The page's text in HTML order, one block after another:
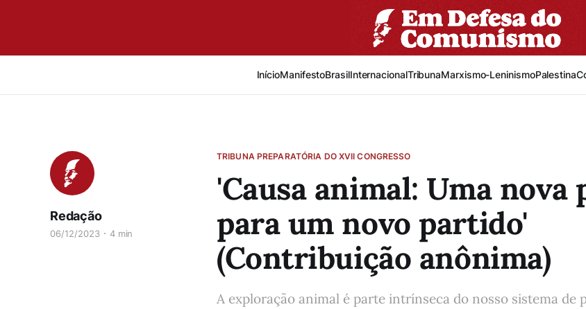
InícioManifestoBrasilInternacionalTribunaMarxismo-LeninismoPalestina
TRIBUNA PREPARATÓRIA DO XVII CONGRESSO
'Causa animal: Uma nova
para um novo partido'
(Contribuição anônima)
Redação
06/12/2023 4 min
A exploração animal é parte intrínseca do nosso sistema de